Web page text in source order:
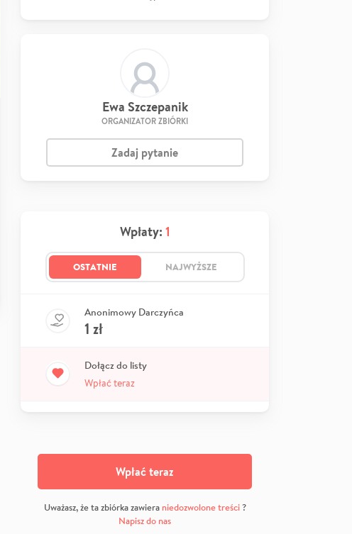
Ewa Szczepanik
ORGANIZATOR ZBIÓRKI
Zadaj pytanie
Wpłaty: 1
OSTATNIE NAJWYŻSZE
Anonimowy Darczyńca
1 zł
Dołącz do listy
Wpłać teraz
Wpłać teraz
Uważasz, że ta zbiórka zawiera niedozwolone treści?
Napisz do nas